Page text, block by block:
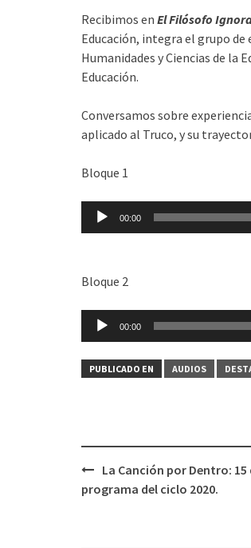
Recibimos en El Filósofo
Educación, integra el grupo
Humanidades y Ciencias de la
Educación.
Conversamos sobre
aplicado al Truco, y su
Bloque 1
Reproductor
de
00:00
Bloque 2
Reproductor
de
audio
00:00
PUBLICADO EN AUDIOS
Navegación
de
La Canción por Dentro:
programa del ciclo 2020.